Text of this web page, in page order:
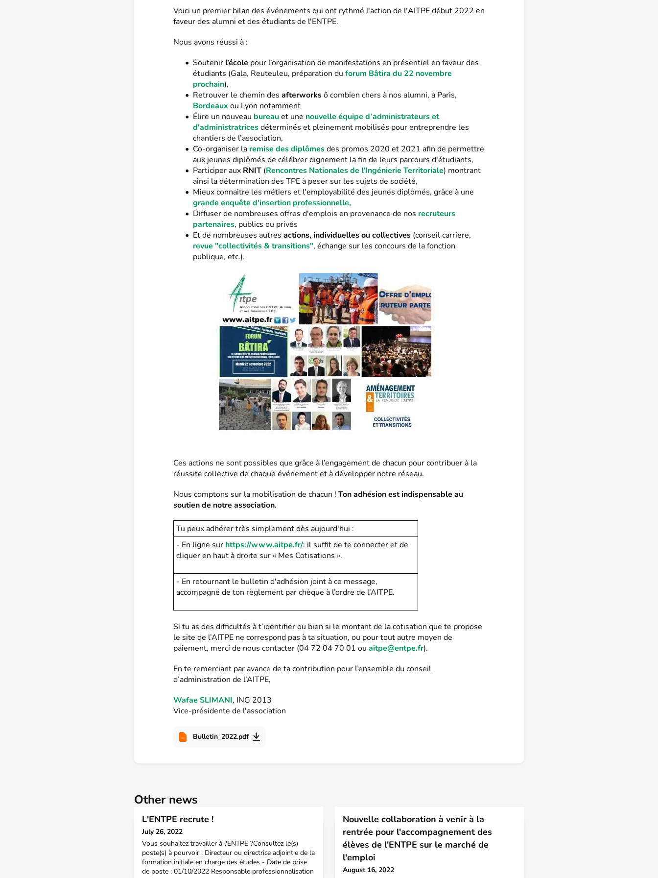
Voici un premier bilan des événements qui ont rythmé l'action de l'AITPE début 2022 en
faveur des alumni et des étudiants de l'ENTPE.
Nous avons réussi à :
Soutenir l’école pour l’organisation de manifestations en présentiel en faveur des
étudiants (Gala, Reuteuleu, préparation du forum Bâtira du 22 novembre
prochain),
Retrouver le chemin des afterworksô combien chers à nos alumni, à Paris,
Bordeaux ou Lyon notamment
Élire un nouveau bureauet une nouvelle équipe d’administrateurs et
d'administratricesdéterminés et pleinement mobilisés pour entreprendre les
chantiers de l’association,
Co-organiser la remise des diplômesdes promos 2020 et 2021 afin de permettre
aux jeunes diplômés de célébrer dignement la fin de leurs parcours d'étudiants,
Participer aux RNIT (Rencontres Nationales de l'Ingénierie Territoriale) montrant
ainsi la détermination des TPE à peser sur les sujets de société,
Mieux connaitre les métiers et l'employabilité des jeunes diplômés, grâce à une
grande enquête d'insertion professionnelle,
Diffuser de nombreuses offres d'emplois en provenance de nos recruteurs
partenaires, publics ou privés
Et de nombreuses autres actions, individuelles ou collectives (conseil carrière,
revue "collectivités & transitions", échange sur les concours de la fonction
publique, etc.).
Ces actions ne sont possibles que grâce à l’engagement de chacun pour contribuer à la
réussite collective de chaque événement et à développer notre réseau.
Nous comptons sur la mobilisation de chacun ! Ton adhésion est indispensable au
soutien de notre association.
Tu peux adhérer très simplement dès aujourd'hui :
- En ligne sur https://www.aitpe.fr/: il suffit de te connecter et de
cliquer en haut à droite sur « Mes Cotisations ».
- En retournant le bulletin d'adhésion joint à ce message,
accompagné de ton règlement par chèque à l’ordre de l’AITPE.
Si tu as des difficultés à t’identifier ou bien si le montant de la cotisation que te propose
le site de l’AITPE ne correspond pas à ta situation, ou pour tout autre moyen de
paiement, merci de nous contacter (04 72 04 70 01 ou aitpe@entpe.fr).
En te remerciant par avance de ta contribution pour l’ensemble du conseil
d’administration de l’AITPE,
Wafae SLIMANI, ING 2013
Vice-présidente de l'association
Bulletin_2022.pdf
Other news
L'ENTPE recrute !
July 26, 2022
Vous souhaitez travailler à l'ENTPE ?Consultez le(s)
poste(s) à pourvoir : Directeur ou directrice adjoint·e de la
formation initiale en charge des études - Date de prise
de poste : 01/10/2022 Responsable professionnalisation
Nouvelle collaboration à venir à la
rentrée pour l'accompagnement des
élèves de l'ENTPE sur le marché de
l'emploi
August 16, 2022